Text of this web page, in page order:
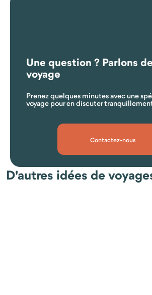
Quelles sont les formalités d'entrée en Ouzbékistan ?
Une question ? Parlons
voyage
Prenez quelques minutes avec une
voyage pour en discuter
Contactez-nous
D'autres idées de